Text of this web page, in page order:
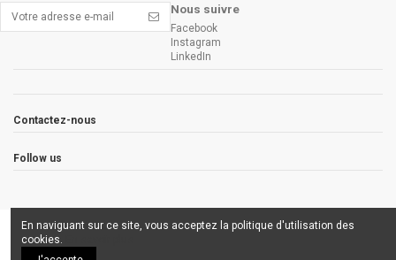
Nous suivre
Facebook
Instagram
LinkedIn
Contactez-nous
Follow us
En naviguant sur ce site, vous acceptez la politique d'utilisation des
cookies.